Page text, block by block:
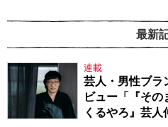
最新
連載
芸人・男性ブラ
ビュー「『その
くるやろ』芸